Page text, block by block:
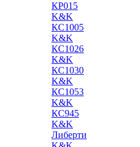
КР015
K&K
КС1005
K&K
КС1026
K&K
КС1030
K&K
КС1053
K&K
КС945
K&K
Либерти